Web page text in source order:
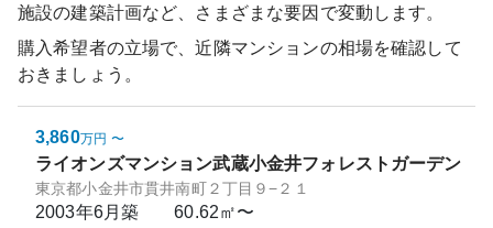
施設の建築計画など、さまざまな要因で変動します。
購入希望者の立場で、近隣マンションの相場を確認して
おきましょう。
3,860万円 〜
ライオンズマンション武蔵小金井フォレストガーデン
東京都小金井市貫井南町２丁目９−２１
2003年6月築 60.62㎡〜